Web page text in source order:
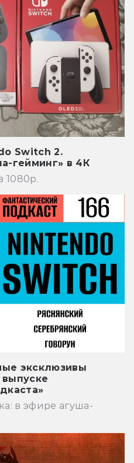
Switch 2.
гейминг» в 4К
1080p.
эксклюзивы
в эфире агуша-